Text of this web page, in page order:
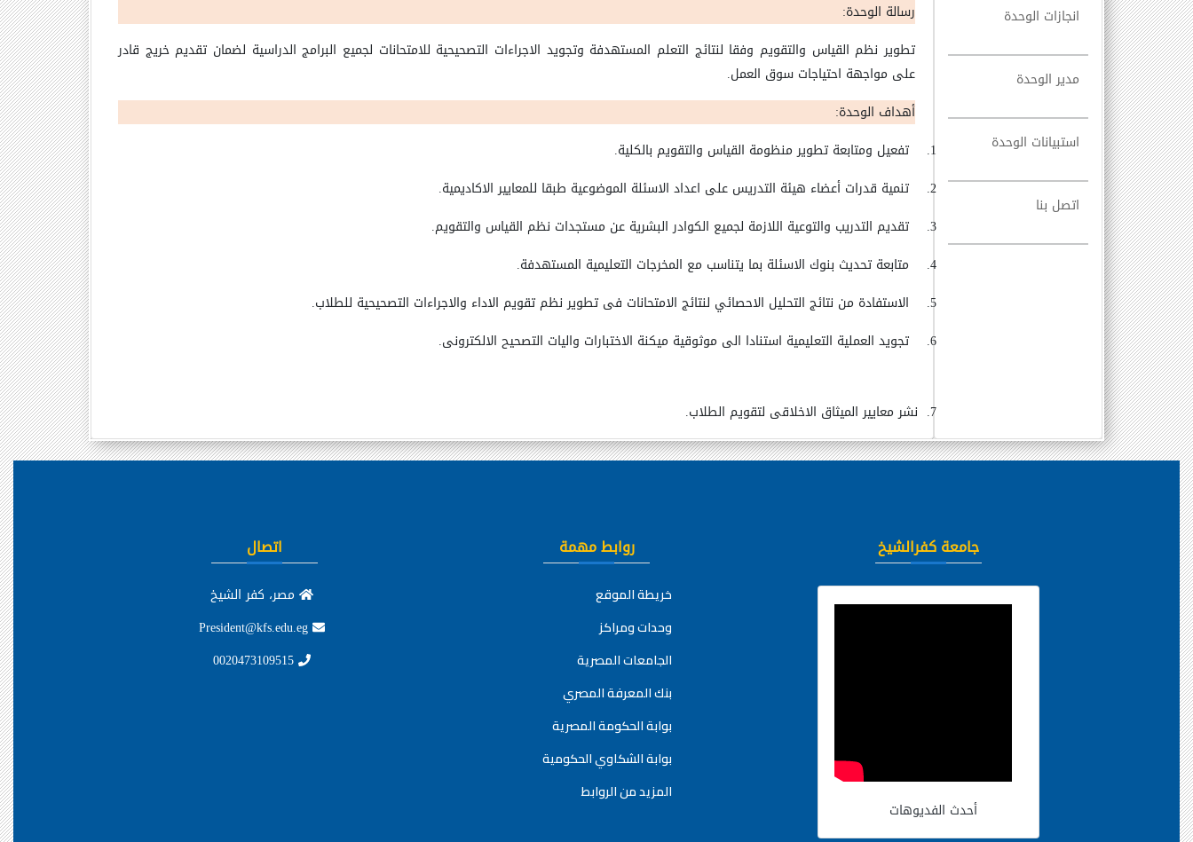
انجازات الوحدة
مدير الوحدة
استبيانات الوحدة
اتصل بنا
رسالة الوحدة:
تطوير نظم القياس والتقويم وفقا لنتائج التعلم المستهدفة وتجويد الاجراءات التصحيحية للامتحانات لجميع البرامج الدراسية لضمان تقديم خريج قادر
على مواجهة احتياجات سوق العمل.
أهداف الوحدة:
1.
تفعيل ومتابعة تطوير منظومة القياس والتقويم بالكلية.
2.
تنمية قدرات أعضاء هيئة التدريس على اعداد الاسئلة الموضوعية طبقا للمعايير الاكاديمية.
3.
تقديم التدريب والتوعية اللازمة لجميع الكوادر البشرية عن مستجدات نظم القياس والتقويم.
4.
متابعة تحديث بنوك الاسئلة بما يتناسب مع المخرجات التعليمية المستهدفة.
5.
الاستفادة من نتائج التحليل الاحصائي لنتائج الامتحانات فى تطوير نظم تقويم الاداء والاجراءات التصحيحية للطلاب.
6.
تجويد العملية التعليمية استنادا الى موثوقية ميكنة الاختبارات واليات التصحيح الالكترونى.
7. نشر معايير الميثاق الاخلاقى لتقويم الطلاب.
جامعة كفرالشيخ
أحدث الفديوهات
روابط مهمة
خريطة الموقع
وحدات ومراكز
الجامعات المصرية
بنك المعرفة المصري
بوابة الحكومة المصرية
بوابة الشكاوي الحكومية
المزيد من الروابط
اتصال
مصر، كفر الشيخ